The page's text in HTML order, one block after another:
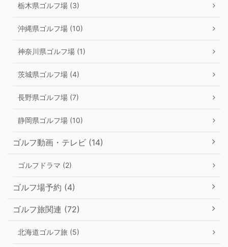
栃木県ゴルフ場 (3)
沖縄県ゴルフ場 (10)
神奈川県ゴルフ場 (1)
茨城県ゴルフ場 (4)
長野県ゴルフ場 (7)
静岡県ゴルフ場 (10)
ゴルフ動画・テレビ (14)
ゴルフドラマ (2)
ゴルフ場予約 (4)
ゴルフ旅関連 (72)
北海道ゴルフ旅 (5)